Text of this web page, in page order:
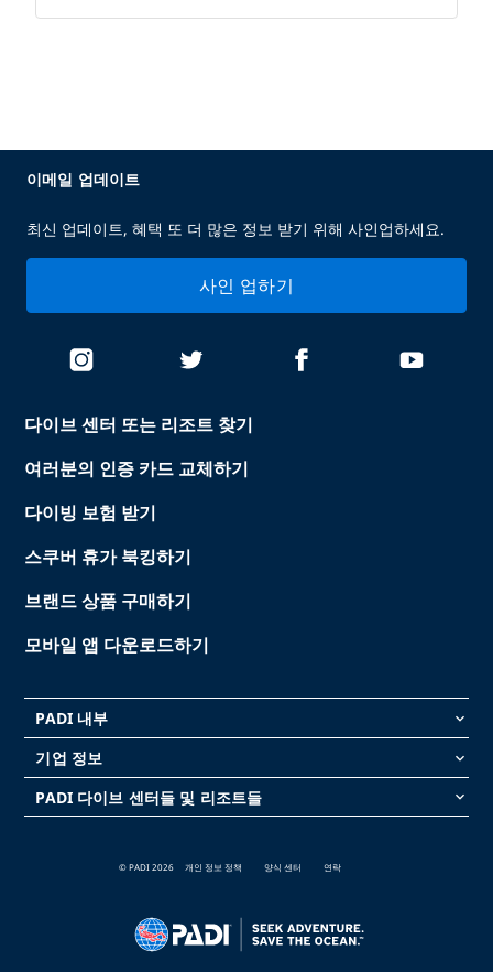
다이브 센터 또는 리조트 찾기
여러분의 인증 카드 교체하기
다이빙 보험 받기
스쿠버 휴가 북킹하기
브랜드 상품 구매하기
모바일 앱 다운로드하기
PADI 내부 keyboard_arrow_down
기업 정보 keyboard_arrow_down
PADI 다이브 센터들 및 리조트들 keyboard_arrow_down
이메일 업데이트
최신 업데이트, 혜택 또 더 많은 정보 받기 위해 사인업하세요.
사인 업하기
© PADI 2026 개인 정보 정책 양식 센터 연락